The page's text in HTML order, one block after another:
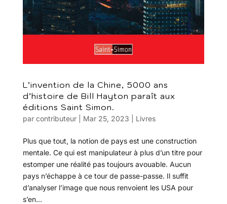
L’invention de la Chine, 5000 ans
d’histoire de Bill Hayton paraît aux
éditions Saint Simon.
par contributeur| Mar 25, 2023 Livres
Plus que tout, la notion de pays est une construction
mentale. Ce qui est manipulateur à plus d’un titre pour
estomper une réalité pas toujours avouable. Aucun
pays n’échappe à ce tour de passe-passe. Il suffit
d’analyser l’image que nous renvoient les USA pour
s’en...